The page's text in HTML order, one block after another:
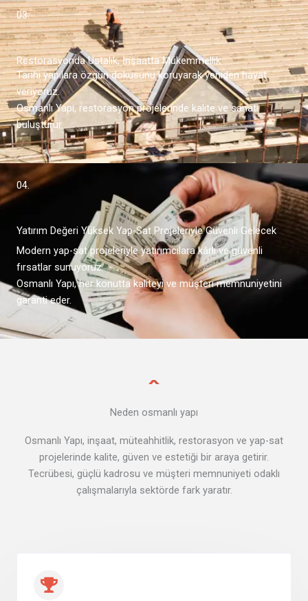
03.
Restorasyonda Ustalık, İnşaatta Mükemmellik
Tarihi yapılara özgün dokusunu koruyarak yeniden hayat
veriyoruz.
Osmanlı Yapı, restorasyon projelerinde kalite ve sanatı
buluşturur.
04.
Yatırım Değeri Yüksek Yap-Sat Projeleriyle Güvenli Gelecek
Modern yap-sat projeleriyle yatırımcılara kârlı ve güvenli
fırsatlar sunuyoruz.
Osmanlı Yapı, her konutta kaliteyi ve müşteri memnuniyetini
garanti eder.
Neden osmanlı yapı
Osmanlı Yapı, inşaat, müteahhitlik, restorasyon ve yap-sat
projelerinde kalite, güven ve estetiği bir araya getirir.
Tecrübesi, güçlü kadrosu ve müşteri memnuniyeti odaklı
çalışmalarıyla sektörde fark yaratır.